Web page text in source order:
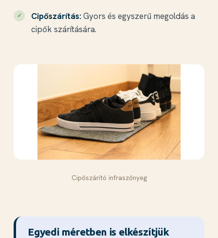
Cipőszárítás:Gyors és egyszerű megoldás a
cipők szárítására.
Cipőszárító infraszőnyeg
Egyedi méretben is elkészítjük